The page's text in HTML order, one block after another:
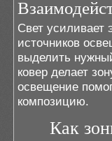
Свет
источников
выделить
ковер делает
освещение
композицию.
Как